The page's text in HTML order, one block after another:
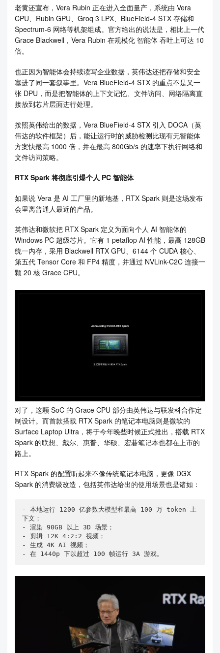
老黄还宣布，Vera Rubin 正在进入全面量产，系统由 Vera
CPU、Rubin GPU、Groq 3 LPX、BlueField-4 STX 存储和
Spectrum-6 网络等机架组成。官方给出的说法是，相比上一代
Grace Blackwell，Vera Rubin 在规模化 智能体 吞吐上可达 10
倍。
也正因为智能体会持续读写企业数据，英伟达还把存储和安全
塞进了同一套叙事里。Vera BlueField-4 STX 的重点不是又一
张 DPU，而是把智能体的上下文记忆、文件访问、网络隔离直
接放到芯片层面进行处理。
按照英伟给出的数据，Vera BlueField-4 STX 引入 DOCA（英
伟达的软件框架）后，能让运行时的威胁检测比现有无智能体
方案快最高 1000 倍，并在最高 800Gb/s 的速率下执行网络和
文件访问策略。
RTX Spark 将彻底引爆个人 PC 智能体
如果说 Vera 是 AI 工厂里的新地基，RTX Spark 则是这场发布
会里离普通人最近的产品。
英伟达和微软把 RTX Spark 定义为面向个人 AI 智能体的
Windows PC 超级芯片。它有 1 petaflop AI 性能，最高 128GB
统一内存，采用 Blackwell RTX GPU、6144 个 CUDA 核心、
第五代 Tensor Core 和 FP4 精度，并通过 NVLink-C2C 连接一
颗 20 核 Grace CPU。
对了，这颗 SoC 的 Grace CPU 部分由英伟达与联发科合作定
制设计。而首款搭载 RTX Spark 的笔记本电脑则是微软的
Surface Laptop Ultra，将于今年晚些时候正式推出，搭载 RTX
Spark 的联想、戴尔、惠普、华硕、宏碁笔记本也都在上市的
路上。
RTX Spark 的配置听起来不像传统笔记本电脑，更像 DGX
Spark 的消费级改造，包括英伟达给出的使用场景也是诸如：
- 本地运行 1200 亿参数大模型和最高 100 万 token 上
下文；
- 渲染 90GB 以上 3D 场景；
- 剪辑 12K 4:2:2 视频；
- 生成 4K AI 视频；
- 在 1440p 下以超过 100 帧运行 3A 游戏。